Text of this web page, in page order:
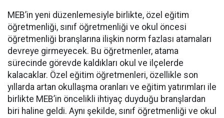
MEB’in yeni düzenlemesiyle birlikte, özel eğitim
öğretmenliği, sınıf öğretmenliği ve okul öncesi
öğretmenliği branşlarına ilişkin norm fazlası atamaları
devreye girmeyecek. Bu öğretmenler, atama
sürecinde görevde kaldıkları okul ve ilçelerde
kalacaklar. Özel eğitim öğretmenleri, özellikle son
yıllarda artan okullaşma oranları ve eğitim yatırımları ile
birlikte MEB’in öncelikli ihtiyaç duyduğu branşlardan
biri haline geldi. Aynı şekilde, sınıf öğretmenliği ve okul